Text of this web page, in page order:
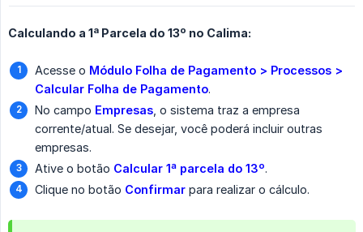
Calculando a 1ª Parcela do 13º no Calima:
Acesse o Módulo Folha de Pagamento > Processos >
Calcular Folha de Pagamento.
No campo Empresas , o sistema traz a empresa
corrente/atual. Se desejar, você poderá incluir outras
empresas.
Ative o botão Calcular 1ª parcela do 13º.
Clique no botão Confirmar para realizar o cálculo.